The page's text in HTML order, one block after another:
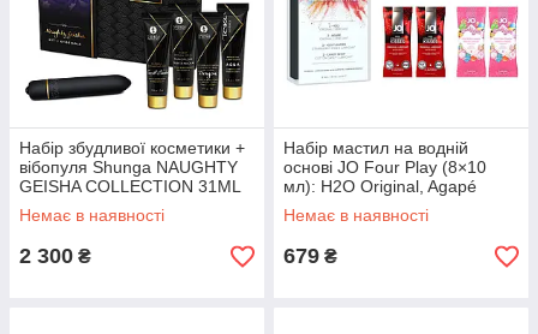
Набір збудливої ​​косметики +
вібопуля Shunga NAUGHTY
GEISHA COLLECTION 31ML
Немає в наявності
2 300 ₴
Набір мастил на водній
основі JO Four Play (8×10
мл): H2O Original, Agapé
Original, H2O Strawberry K
Немає в наявності
679 ₴